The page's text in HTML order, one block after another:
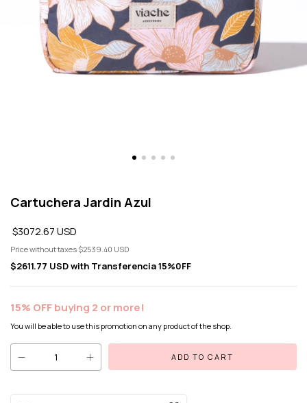
Cartuchera Jardin Azul
$3072.67 USD
Price without taxes $2539.40 USD
$2611.77 USDwith Transferencia 15%0FF
15% OFF buying 2 or more!
You will be able to use this promotion on any product of the shop.